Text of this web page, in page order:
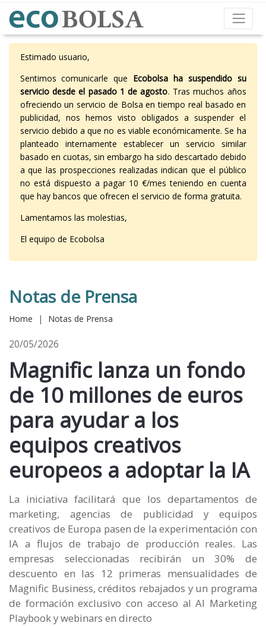
Estimado usuario,
Sentimos comunicarle que Ecobolsa ha suspendido su
servicio desde el pasado 1 de agosto. Tras muchos años
ofreciendo un servicio de Bolsa en tiempo real basado en
publicidad, nos hemos visto obligados a suspender el
servicio debido a que no es viable económicamente. Se ha
planteado internamente establecer un servicio similar
basado en cuotas, sin embargo ha sido descartado debido
a que las prospecciones realizadas indican que el público
no está dispuesto a pagar 10 €/mes teniendo en cuenta
que hay bancos que ofrecen el servicio de forma gratuita.
Lamentamos las molestias,
El equipo de Ecobolsa
Notas de Prensa
Home | Notas de Prensa
20/05/2026
Magnific lanza un fondo
de 10 millones de euros
para ayudar a los
equipos creativos
europeos a adoptar la IA
La iniciativa facilitará que los departamentos de
marketing, agencias de publicidad y equipos
creativos de Europa pasen de la experimentación con
IA a flujos de trabajo de producción reales. Las
empresas seleccionadas recibirán un 30% de
descuento en las 12 primeras mensualidades de
Magnific Business, créditos rebajados y un programa
de formación exclusivo con acceso al AI Marketing
Playbook y webinars en directo